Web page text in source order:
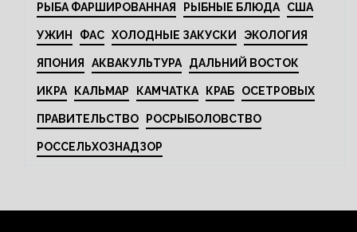
РЫБА ФАРШИРОВАННАЯ РЫБНЫЕ БЛЮДА США
УЖИН ФАС ХОЛОДНЫЕ ЗАКУСКИ ЭКОЛОГИЯ
ЯПОНИЯ АКВАКУЛЬТУРА ДАЛЬНИЙ ВОСТОК
ИКРА КАЛЬМАР КАМЧАТКА КРАБ ОСЕТРОВЫХ
ПРАВИТЕЛЬСТВО РОСРЫБОЛОВСТВО
РОССЕЛЬХОЗНАДЗОР